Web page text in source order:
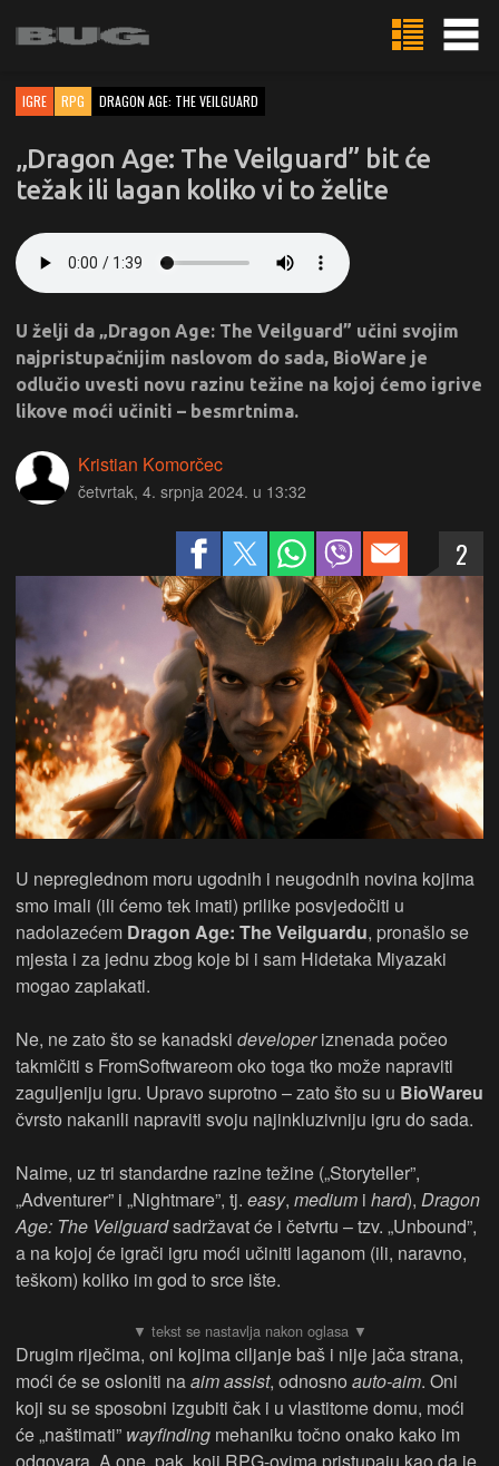
IGRE RPG DRAGON AGE: THE VEILGUARD
„Dragon Age: The Veilguard” bit će
težak ili lagan koliko vi to želite
U želji da „Dragon Age: The Veilguard” učini svojim
najpristupačnijim naslovom do sada, BioWare je
odlučio uvesti novu razinu težine na kojoj ćemo igrive
likove moći učiniti – besmrtnima.
Kristian Komorčec
četvrtak, 4. srpnja 2024. u 13:32
2
U nepreglednom moru ugodnih i neugodnih novina kojima
smo imali (ili ćemo tek imati) prilike posvjedočiti u
nadolazećem Dragon Age: TheVeilguardu, pronašlo se
mjesta i za jednu zbog koje bi i sam Hidetaka Miyazaki
mogao zaplakati.
Ne, ne zato što se kanadski developeriznenada počeo
takmičiti s FromSoftwareom oko toga tko može napraviti
zaguljeniju igru. Upravo suprotno – zato što su u BioWareu
čvrsto nakanili napraviti svoju najinkluzivniju igru do sada.
Naime, uz tri standardne razine težine („Storyteller”,
„Adventurer” i „Nightmare”, tj. easy, medium i hard), Dragon
Age: The Veilguardsadržavat će i četvrtu – tzv. „Unbound”,
a na kojoj će igrači igru moći učiniti laganom (ili, naravno,
teškom) koliko im god to srce ište.
Drugim riječima, oni kojima ciljanje baš i nije jača strana,
moći će se osloniti naaim assist, odnosno auto-aim. Oni
koji su se sposobni izgubiti čak i u vlastitome domu, moći
će „naštimati” wayfinding mehaniku točno onako kako im